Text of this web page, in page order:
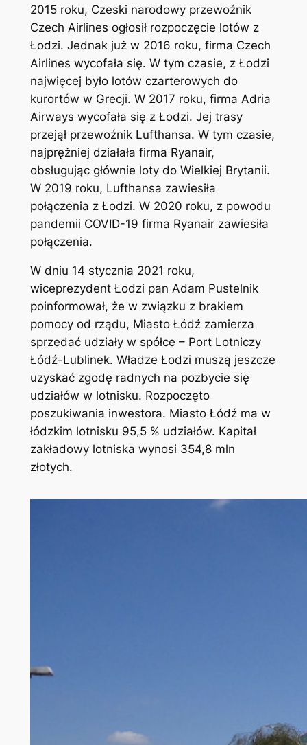
2015 roku, Czeski narodowy przewoźnik
Czech Airlines ogłosił rozpoczęcie lotów z
Łodzi. Jednak już w 2016 roku, firma Czech
Airlines wycofała się. W tym czasie, z Łodzi
najwięcej było lotów czarterowych do
kurortów w Grecji. W 2017 roku, firma Adria
Airways wycofała się z Łodzi. Jej trasy
przejął przewoźnik Lufthansa. W tym czasie,
najprężniej działała firma Ryanair,
obsługując głównie loty do Wielkiej Brytanii.
W 2019 roku, Lufthansa zawiesiła
połączenia z Łodzi. W 2020 roku, z powodu
pandemii COVID-19 firma Ryanair zawiesiła
połączenia.
W dniu 14 stycznia 2021 roku,
wiceprezydent Łodzi pan Adam Pustelnik
poinformował, że w związku z brakiem
pomocy od rządu, Miasto Łódź zamierza
sprzedać udziały w spółce – Port Lotniczy
Łódź-Lublinek. Władze Łodzi muszą jeszcze
uzyskać zgodę radnych na pozbycie się
udziałów w lotnisku. Rozpoczęto
poszukiwania inwestora. Miasto Łódź ma w
łódzkim lotnisku 95,5 % udziałów. Kapitał
zakładowy lotniska wynosi 354,8 mln
złotych.